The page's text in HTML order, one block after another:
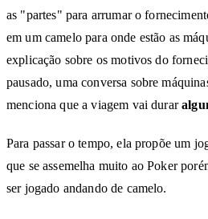
as "partes" para arrumar o
em um camelo para onde estão as
explicação sobre os motivos do
pausado, uma conversa sobre
menciona que a viagem vai durar
Para passar o tempo, ela propõe um
que se assemelha muito ao Poker
ser jogado andando de camelo.